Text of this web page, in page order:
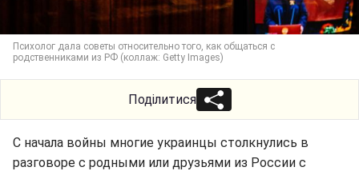
Психолог дала советы относительно того, как общаться с
родственниками из РФ (коллаж: Getty Images)
Поділитися
С начала войны многие украинцы столкнулись в
разговоре с родными или друзьями из России с